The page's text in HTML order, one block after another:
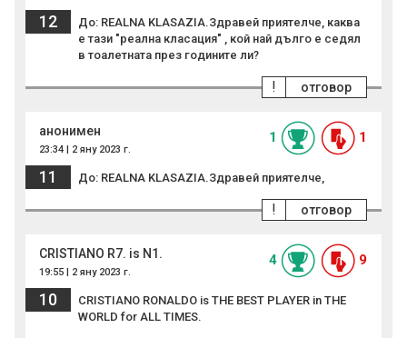
12
До: REALNA KLASAZIA.Здравей приятелче, каква
е тази "реална класация" , кой най дълго е седял
в тоалетната през годините ли?
отговор
!
анонимен
23:34 | 2 яну 2023 г.
1 1
11 До: REALNA KLASAZIA.Здравей приятелче,
отговор
!
CRISTIANO R7. is N1.
19:55 | 2 яну 2023 г.
4 9
10
CRISTIANO RONALDO is THE BEST PLAYER in THE
WORLD for ALL TIMES.